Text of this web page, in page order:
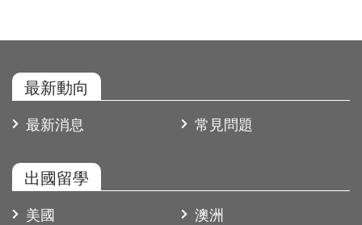
2019年
L001活動暨講座說明會
2018年
L001活動暨講座說明會
最新動向
最新消息 常見問題
出國留學
美國 澳洲